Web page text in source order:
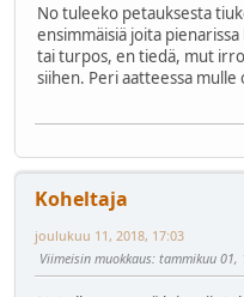
No tuleeko petauksesta
ensimmäisiä joita
tai turpos, en tiedä, mut
siihen. Peri aatteessa mulle
Koheltaja
joulukuu 11, 2018, 17:03
Viimeisin muokkaus: tammikuu 01,